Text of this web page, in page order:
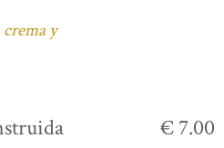
y
€ 7.00